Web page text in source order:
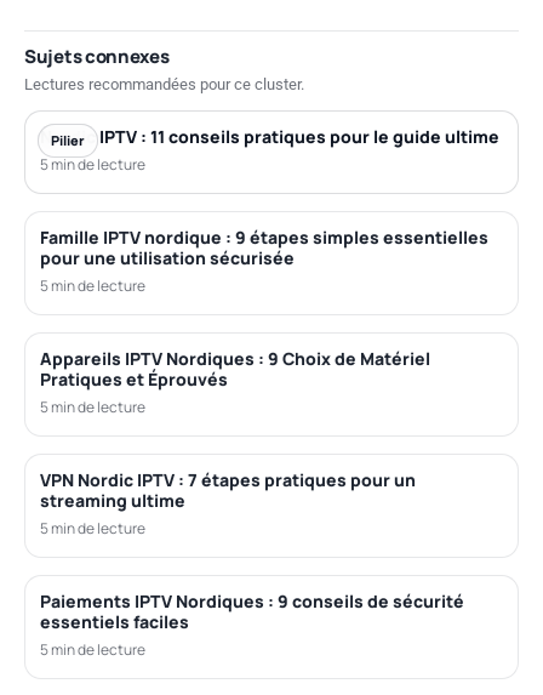
Sujets connexes
Lectures recommandées pour ce cluster.
Pilier
Nordic IPTV : 11 conseils pratiques pour le guide ultime
5 min de lecture
Famille IPTV nordique : 9 étapes simples essentielles
pour une utilisation sécurisée
5 min de lecture
Appareils IPTV Nordiques : 9 Choix de Matériel
Pratiques et Éprouvés
5 min de lecture
VPN Nordic IPTV : 7 étapes pratiques pour un
streaming ultime
5 min de lecture
Paiements IPTV Nordiques : 9 conseils de sécurité
essentiels faciles
5 min de lecture